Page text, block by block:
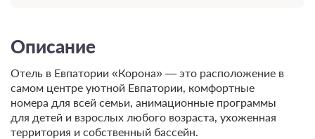
Описание
Отель в Евпатории «Корона» — это расположение в
самом центре уютной Евпатории, комфортные
номера для всей семьи, анимационные программы
для детей и взрослых любого возраста, ухоженная
территория и собственный бассейн.